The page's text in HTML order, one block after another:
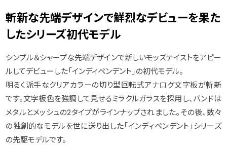
斬新な先端デザインで鮮烈なデビューを果た
したシリーズ初代モデル
シンプル＆シャープな先端デザインで新しいモッズテイストをアピー
ルしてデビューした「インディペンデント」の初代モデル。
明るく派手なクリアカラーの切り型回転式アナログ文字板が斬新
です。文字板色を強調して見せるミラクルガラスを採用し、バンドは
メタルとメッシュの2タイプがラインナップされました。その後、数々
の独創的なモデルを世に送り出した「インディペンデント」シリーズ
の先駆モデルです。